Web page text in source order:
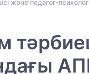
және педагог-